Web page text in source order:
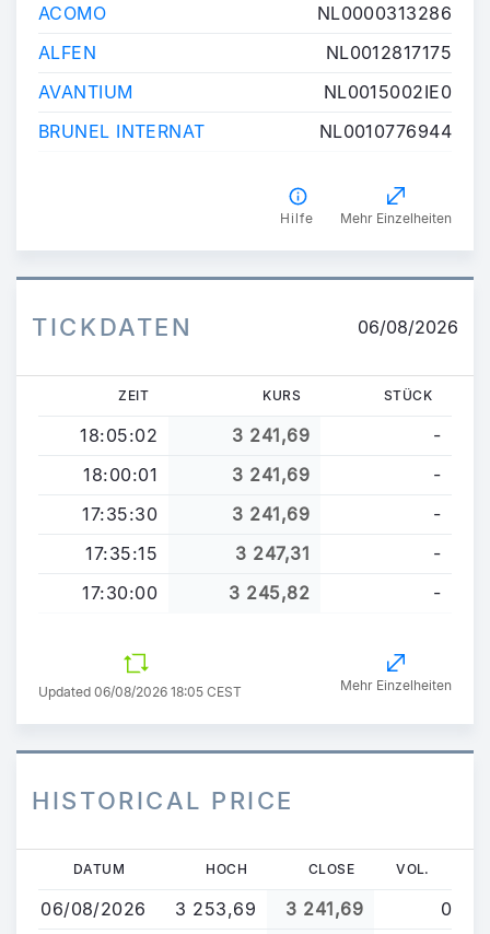
ACOMO
NL0000313286
ALFEN
NL0012817175
AVANTIUM
NL0015002IE0
BRUNEL INTERNAT
NL0010776944
Hilfe Mehr Einzelheiten
TICKDATEN 06/08/2026
ZEIT KURS STÜCK
18:05:02 3 241,69
-
18:00:01
3 241,69
-
17:35:30
3 241,69
-
17:35:15
3 247,31
-
17:30:00
3 245,82 -
Updated 06/08/2026 18:05 CEST Mehr Einzelheiten
HISTORICAL PRICE
Direkt
Inhalt
DATUM HOCH CLOSE VOL.
06/08/2026 3 253,69 3 241,69
0